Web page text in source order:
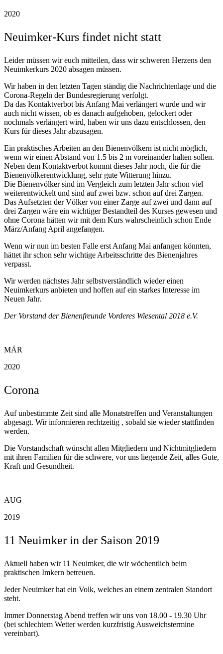
2020
Neuimker-Kurs findet nicht statt
Leider müssen wir euch mitteilen, dass wir schweren Herzens den
Neuimkerkurs 2020 absagen müssen.
Wir haben in den letzten Tagen ständig die Nachrichtenlage und die
Corona-Regeln der Bundesregierung verfolgt.
Da das Kontaktverbot bis Anfang Mai verlängert wurde und wir
auch nicht wissen, ob es danach aufgehoben, gelockert oder
nochmals verlängert wird, haben wir uns dazu entschlossen, den
Kurs für dieses Jahr abzusagen.
Ein praktisches Arbeiten an den Bienenvölkern ist nicht möglich,
wenn wir einen Abstand von 1.5 bis 2 m voreinander halten sollen.
Neben dem Kontaktverbot kommt dieses Jahr noch, die für die
Bienenvölkerentwicklung, sehr gute Witterung hinzu.
Die Bienenvölker sind im Vergleich zum letzten Jahr schon viel
weiterentwickelt und sind auf zwei bzw. schon auf drei Zargen.
Das Aufsetzten der Völker von einer Zarge auf zwei und dann auf
drei Zargen wäre ein wichtiger Bestandteil des Kurses gewesen und
ohne Corona hätten wir mit dem Kurs wahrscheinlich schon Ende
März/Anfang April angefangen.
Wenn wir nun im besten Falle erst Anfang Mai anfangen könnten,
hättet ihr schon sehr wichtige Arbeitsschritte des Bienenjahres
verpasst.
Wir werden nächstes Jahr selbstverständlich wieder einen
Neuimkerkurs anbieten und hoffen auf ein starkes Interesse im
Neuen Jahr.
Der Vorstand der Bienenfreunde Vorderes Wiesental 2018 e.V.
MÄR
2020
Corona
Auf unbestimmte Zeit sind alle Monatstreffen und Veranstaltungen
abgesagt. Wir informieren rechtzeitig , sobald sie wieder stattfinden
werden.
Die Vorstandschaft wünscht allen Mitgliedern und Nichtmitgliedern
mit ihren Familien für die schwere, vor uns liegende Zeit, alles Gute,
Kraft und Gesundheit.
AUG
2019
11 Neuimker in der Saison 2019
Aktuell haben wir 11 Neuimker, die wir wöchentlich beim
praktischen Imkern betreuen.
Jeder Neuimker hat ein Volk, welches an einem zentralen Standort
steht.
Immer Donnerstag Abend treffen wir uns von 18.00 - 19.30 Uhr
(bei schlechtem Wetter werden kurzfristig Ausweichstermine
vereinbart).